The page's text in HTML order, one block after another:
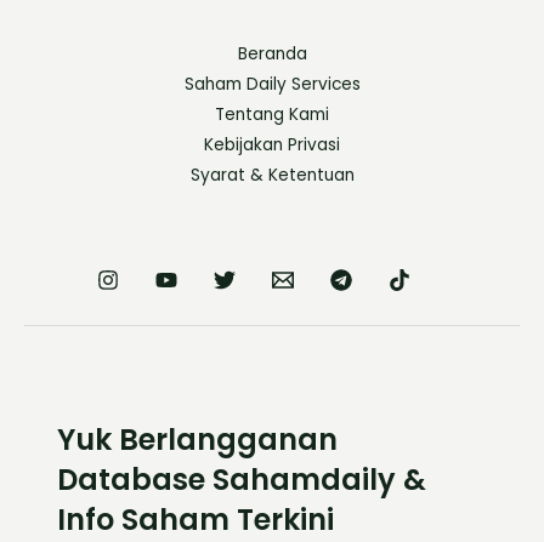
Beranda
Saham Daily Services
Tentang Kami
Kebijakan Privasi
Syarat & Ketentuan
Yuk Berlangganan
Database Sahamdaily &
Info Saham Terkini